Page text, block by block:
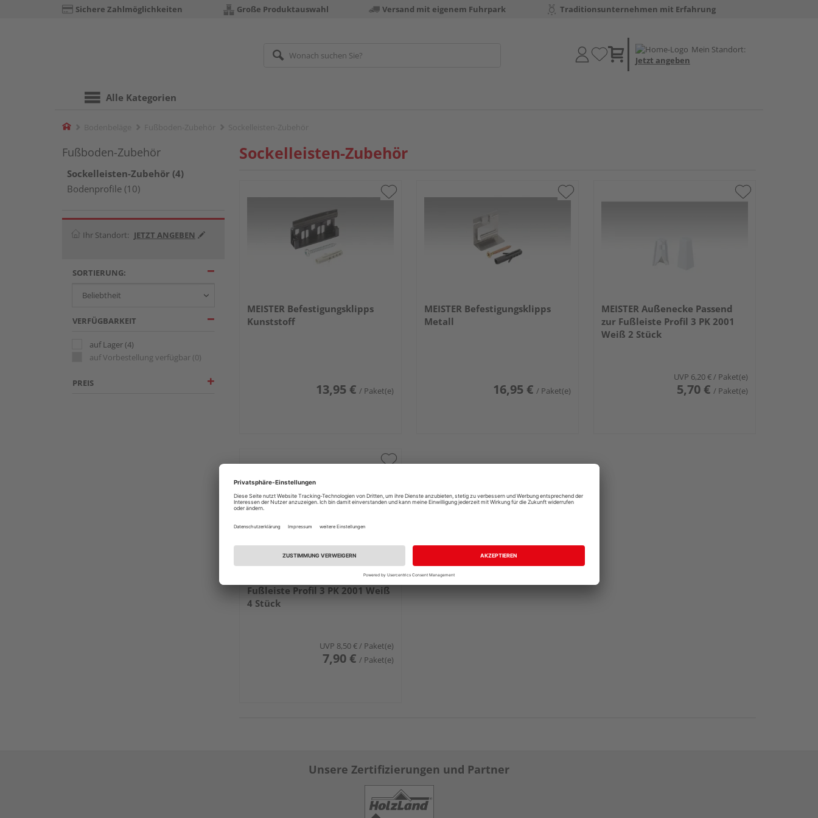
Sichere Zahlmöglichkeiten Große Produktauswahl Versand mit eigenem Fuhrpark Traditionsunternehmen mit Erfahrung
Mein Standort:
Jetzt angeben
Alle Kategorien
Home
Fußboden-Zubehör
Sockelleisten-Zubehör (4)
Bodenprofile (10)
Ihr Standort: JETZT ANGEBEN
SORTIERUNG:
VERFÜGBARKEIT
auf Lager(4)
auf Vorbestellung verfügbar (0)
PREIS
Sockelleisten-Zubehör
MEISTER Befestigungsklipps
Kunststoff
13,95 € / Paket(e)
MEISTER Befestigungsklipps
Metall
16,95 € / Paket(e)
MEISTER Außenecke Passend
zur Fußleiste Profil 3 PK 2001
Weiß 2 Stück
UVP 6,20 €/ Paket(e)
5,70 € / Paket(e)
MEISTER Innenecke Passend zur
Fußleiste Profil 3 PK 2001 Weiß
4 Stück
UVP 8,50 €/ Paket(e)
7,90 € / Paket(e)
Unsere Zertifizierungen und Partner